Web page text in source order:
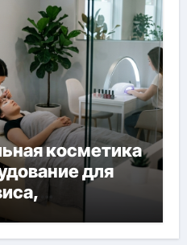
косметика
для
и